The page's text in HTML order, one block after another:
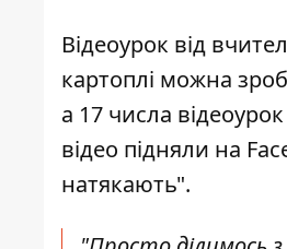
Відеоурок від
картоплі можна
а 17 числа відеоурок
відео підняли на
натякають".